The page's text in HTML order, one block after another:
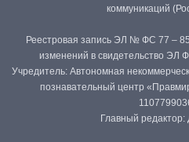
коммуникаций
Реестровая запись ЭЛ № ФС 77 –
изменений в свидетельство ЭЛ
Учредитель: Автономная
познавательный центр
Главный редактор: